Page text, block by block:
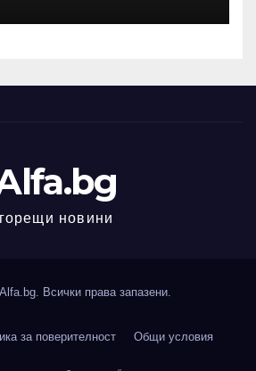
село Черна
горещи новини
Всички права запазени.
за поверителност Общи условия